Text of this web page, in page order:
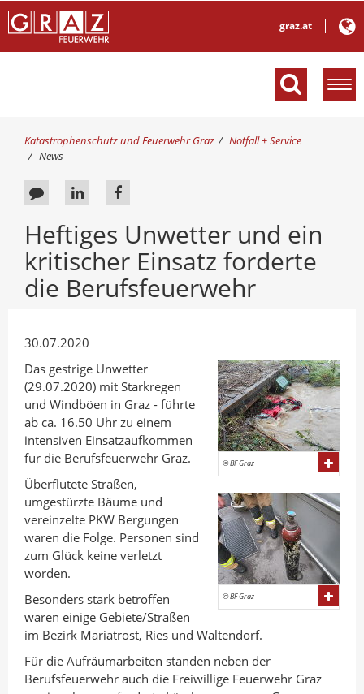
graz.at
M
e
S
i
d
h
r
Katastrophenschutz und Feuerwehr Graz
Notfall + Service
News
F
e
d
b
a
k
a
n
A
u
t
o
r
A
f
L
i
n
e
d
I
n
t
e
l
e
n
A
f
F
a
c
o
o
k
t
e
i
l
e
n
Heftiges Unwetter und ein
kritischer Einsatz forderte
die Berufsfeuerwehr
30.07.2020
© BF Graz
© BF Graz
Das gestrige Unwetter
(29.07.2020) mit Starkregen
und Windböen in Graz - führte
ab ca. 16.50 Uhr zu einem
intensiven Einsatzaufkommen
für die Berufsfeuerwehr Graz.
Überflutete Straßen,
umgestürzte Bäume und
vereinzelte PKW Bergungen
waren die Folge. Personen sind
zum Glück keine verletzt
worden.
Besonders stark betroffen
waren einige Gebiete/Straßen
im Bezirk Mariatrost, Ries und Waltendorf.
Für die Aufräumarbeiten standen neben der
Berufsfeuerwehr auch die Freiwillige Feuerwehr Graz